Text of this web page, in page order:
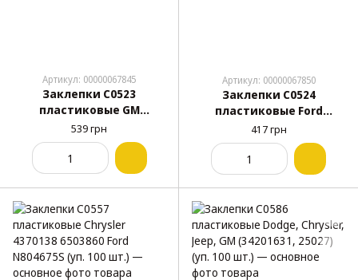
Артикул: 00000067845
Заклепки C0523
пластиковые GM
(10109689, 12337915,
25054) (уп. 100 шт.)
539 грн
Артикул: 00000067850
Заклепки C0524
пластиковые Ford
(N804759S, N804759-S,
25026) (уп. 100 шт.)
417 грн